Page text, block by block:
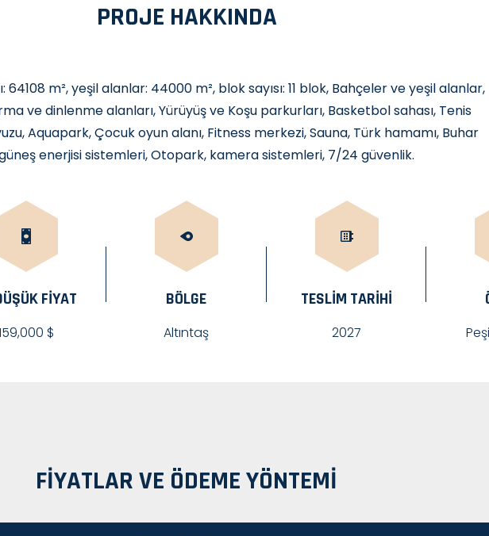
PROJE HAKKINDA
64108 m², yeşil alanlar: 44000 m², blok sayısı: 11 blok, Bahçeler ve yeşil alanlar,
ve dinlenme alanları, Yürüyüş ve Koşu parkurları, Basketbol sahası, Tenis
Aquapark, Çocuk oyun alanı, Fitness merkezi, Sauna, Türk hamamı, Buhar
güneş enerjisi sistemleri, Otopark, kamera sistemleri, 7/24 güvenlik.
FİYAT
$
BÖLGE
Altıntaş
TESLIM TARIHI
2027
FIYATLAR VE ÖDEME YÖNTEMI